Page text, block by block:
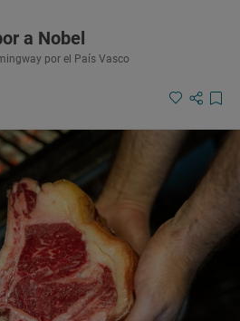
a Nobel
por el País Vasco